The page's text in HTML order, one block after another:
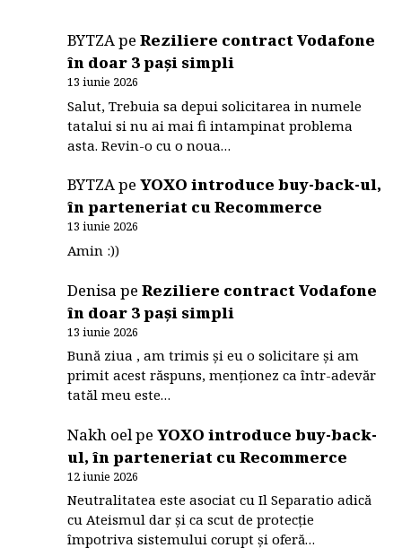
BYTZApeReziliere contract Vodafone
în doar 3 pași simpli
13 iunie 2026
Salut, Trebuia sa depui solicitarea in numele
tatalui si nu ai mai fi intampinat problema
asta. Revin-o cu o noua…
BYTZApeYOXO introduce buy-back-ul,
în parteneriat cu Recommerce
13 iunie 2026
Amin :))
Denisa peReziliere contract Vodafone
în doar 3 pași simpli
13 iunie 2026
Bună ziua , am trimis și eu o solicitare și am
primit acest răspuns, menționez ca într-adevăr
tatăl meu este…
Nakh oelpeYOXO introduce buy-back-
ul, în parteneriat cu Recommerce
12 iunie 2026
Neutralitatea este asociat cu Il Separatio adică
cu Ateismul dar și ca scut de protecție
împotriva sistemului corupt și oferă…